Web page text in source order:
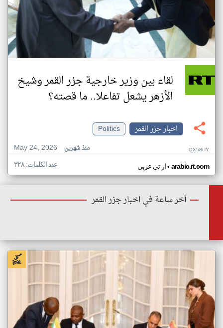
لقاء بين وزير خارجية جزر القمر وشيخ
الأزهر يشعل تفاعلا.. ما قصته؟
اخبار جزر القمر
Politics
May 24, 2026
منذ شهرين OX58UY
ار تي عربي• arabic.rt.com عدد الكلمات: ٣٢٨
أخر ساعة في اخبار جزر القمر